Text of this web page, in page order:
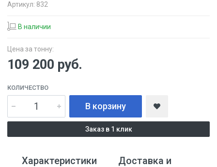
Артикул: 832
В наличии
Цена за тонну:
109 200 руб.
КОЛИЧЕСТВО
В корзину
Заказ в 1 клик
Характеристики
Доставка и